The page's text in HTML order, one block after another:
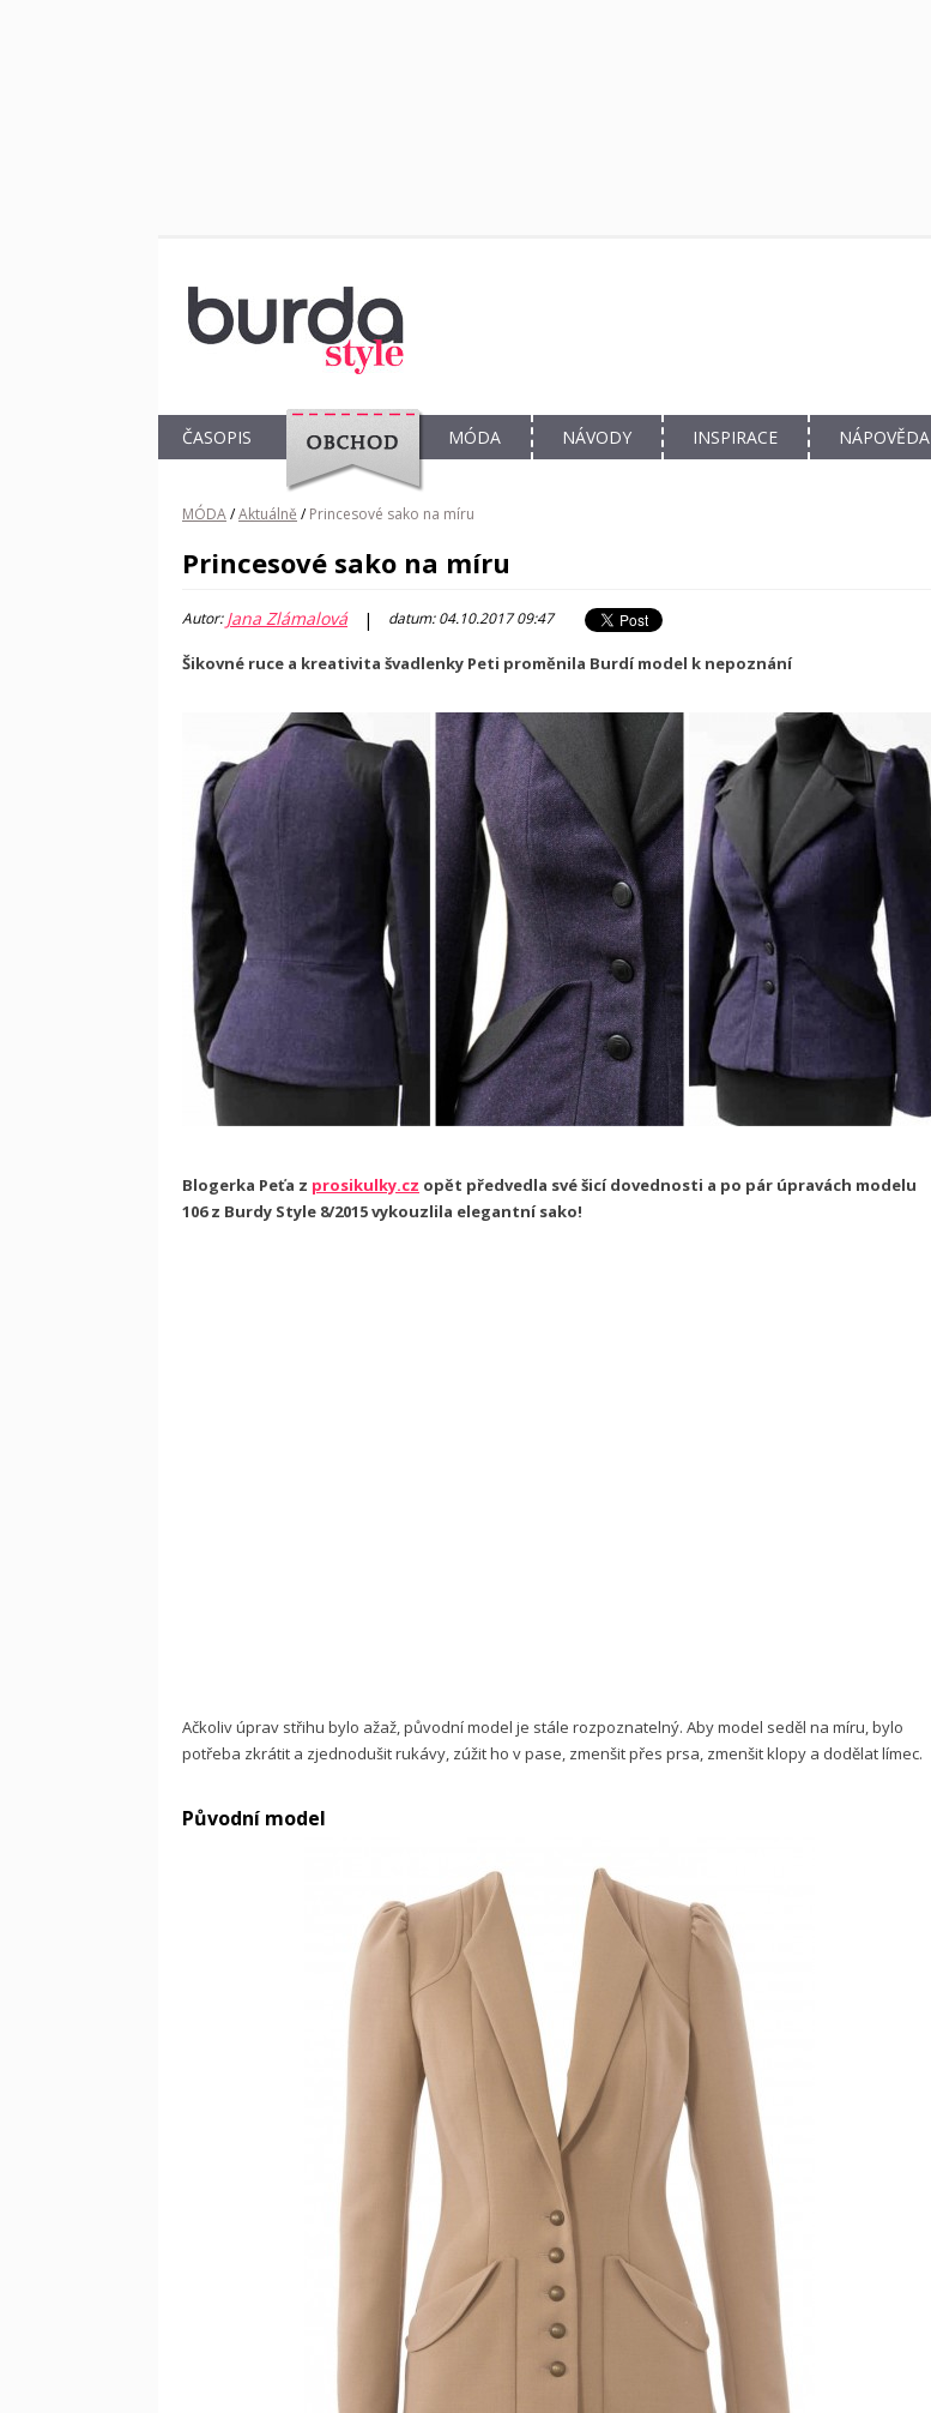
ČASOPIS
OBCHOD
MÓDA NÁVODY INSPIRACE NÁPOVĚDA
MÓDA/Aktuálně / Princesové sako na míru
Princesové sako na míru
Autor:Jana Zlámalová | datum: 04.10.2017 09:47
Šikovné ruce a kreativita švadlenky Peti proměnila Burdí model k nepoznání
Blogerka Peťa z prosikulky.cz opět předvedla své šicí dovednosti a po pár úpravách modelu
106 z Burdy Style 8/2015 vykouzlila elegantní sako!
Ačkoliv úprav střihu bylo ažaž, původní model je stále rozpoznatelný. Aby model seděl na míru, bylo
potřeba zkrátit a zjednodušit rukávy, zúžit ho v pase, zmenšit přes prsa, zmenšit klopy a dodělat límec.
Původní model